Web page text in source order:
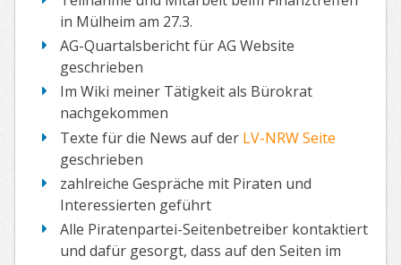
in Mülheim am 27.3.
AG-Quartalsbericht für AG Website
geschrieben
Im Wiki meiner Tätigkeit als Bürokrat
nachgekommen
Texte für die News auf der LV-NRW Seite
geschrieben
zahlreiche Gespräche mit Piraten und
Interessierten geführt
Alle Piratenpartei-Seitenbetreiber kontaktiert
und dafür gesorgt, dass auf den Seiten im